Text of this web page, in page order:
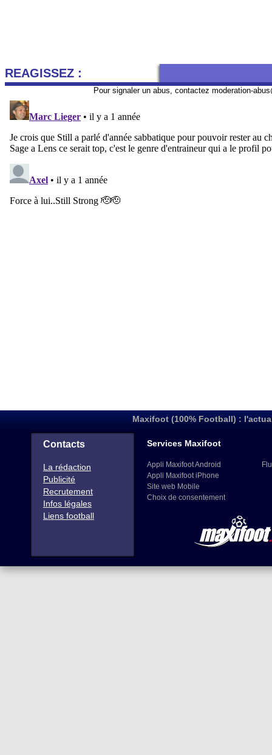
REAGISSEZ :
Pour signaler un abus, contactez moderation-
Maxifoot (100% Football) :
Contacts
La rédaction
Publicité
Recrutement
Infos légales
Liens football
Services Maxifoot
Appli Maxifoot Android
Appli Maxifoot iPhone
Site web Mobile
Choix de consentement